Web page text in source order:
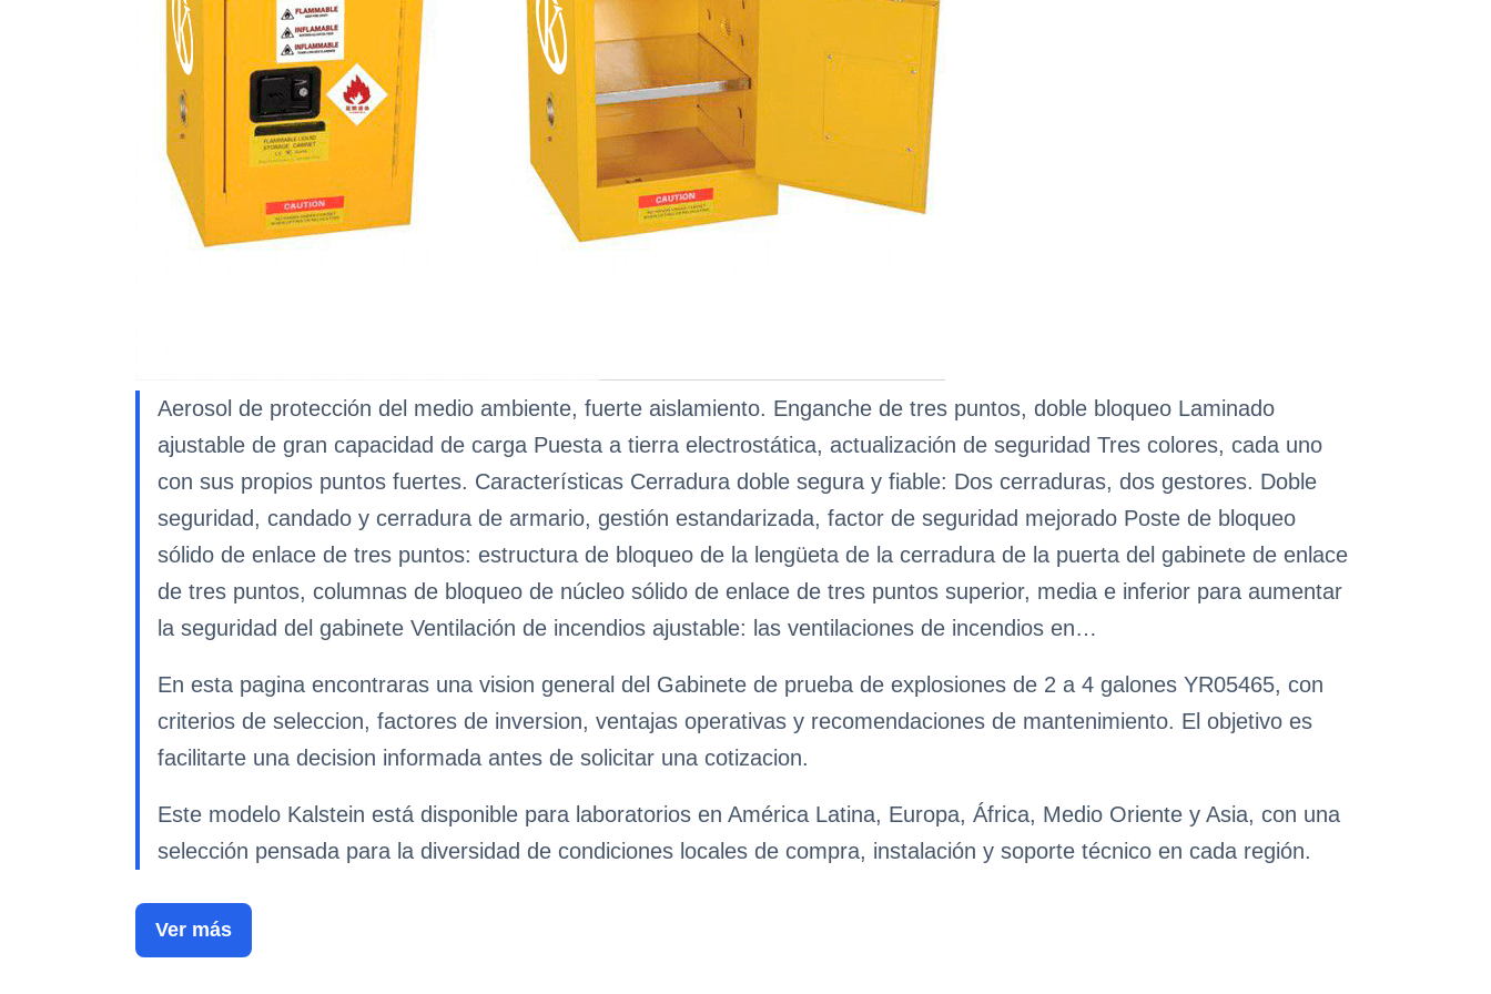
Aerosol de protección del medio ambiente, fuerte aislamiento. Enganche de tres puntos, doble bloqueo Laminado
ajustable de gran capacidad de carga Puesta a tierra electrostática, actualización de seguridad Tres colores, cada uno
con sus propios puntos fuertes. Características Cerradura doble segura y fiable: Dos cerraduras, dos gestores. Doble
seguridad, candado y cerradura de armario, gestión estandarizada, factor de seguridad mejorado Poste de bloqueo
sólido de enlace de tres puntos: estructura de bloqueo de la lengüeta de la cerradura de la puerta del gabinete de enlace
de tres puntos, columnas de bloqueo de núcleo sólido de enlace de tres puntos superior, media e inferior para aumentar
la seguridad del gabinete Ventilación de incendios ajustable: las ventilaciones de incendios en…
En esta pagina encontraras una vision general del Gabinete de prueba de explosiones de 2 a 4 galones YR05465, con
criterios de seleccion, factores de inversion, ventajas operativas y recomendaciones de mantenimiento. El objetivo es
facilitarte una decision informada antes de solicitar una cotizacion.
Este modelo Kalstein está disponible para laboratorios en América Latina, Europa, África, Medio Oriente y Asia, con una
selección pensada para la diversidad de condiciones locales de compra, instalación y soporte técnico en cada región.
Ver más